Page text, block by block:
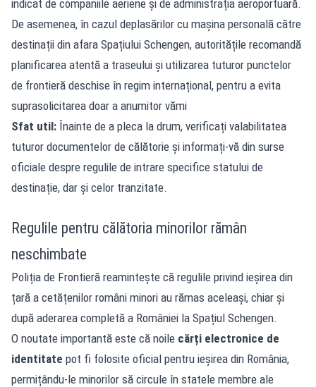
indicat de companiile aeriene și de administrația aeroportuară.
De asemenea, în cazul deplasărilor cu mașina personală către
destinații din afara Spațiului Schengen, autoritățile recomandă
planificarea atentă a traseului și utilizarea tuturor punctelor
de frontieră deschise în regim internațional, pentru a evita
suprasolicitarea doar a anumitor vămi
Sfat util: Înainte de a pleca la drum, verificați valabilitatea
tuturor documentelor de călătorie și informați-vă din surse
oficiale despre regulile de intrare specifice statului de
destinație, dar și celor tranzitate.
Regulile pentru călătoria minorilor rămân
neschimbate
Poliția de Frontieră reamintește că regulile privind ieșirea din
țară a cetățenilor români minori au rămas aceleași, chiar și
după aderarea completă a României la Spațiul Schengen.
O noutate importantă este că noile cărți electronice de
identitate pot fi folosite oficial pentru ieșirea din România,
permițându-le minorilor să circule în statele membre ale